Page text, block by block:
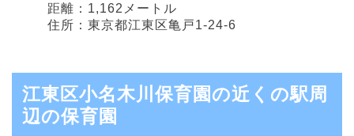
距離：1,162メートル
住所：東京都江東区亀戸1-24-6
江東区小名木川保育園の近くの駅周
辺の保育園